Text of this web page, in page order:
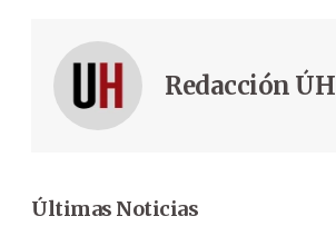
Redacción ÚH
Últimas Noticias